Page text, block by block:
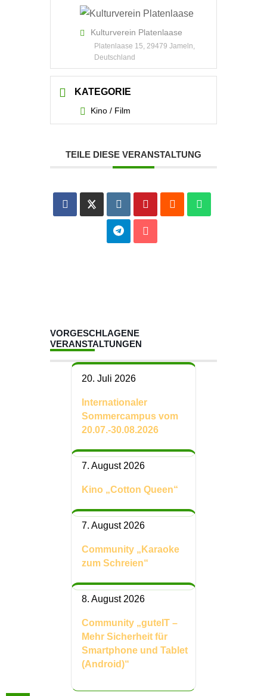
Kulturverein Platenlaase
Platenlaase 15, 29479 Jameln,
Deutschland
KATEGORIE
Kino / Film
TEILE DIESE VERANSTALTUNG
VORGESCHLAGENE
VERANSTALTUNGEN
20. Juli 2026
Internationaler
Sommercampus vom
20.07.-30.08.2026
7. August 2026
Kino „Cotton Queen“
7. August 2026
Community „Karaoke
zum Schreien“
8. August 2026
Community „guteIT –
Mehr Sicherheit für
Smartphone und Tablet
(Android)“